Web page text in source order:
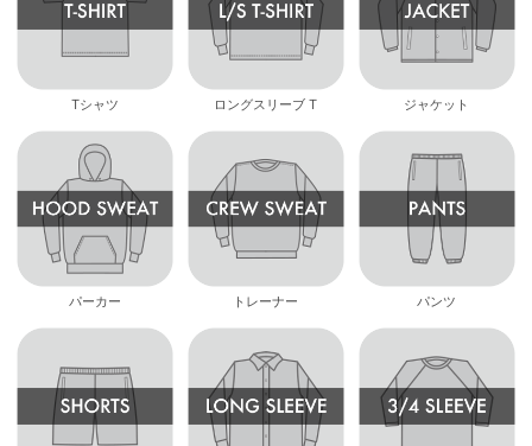
Tシャツ ロングスリーブ T ジャケット
パーカー トレーナー パンツ